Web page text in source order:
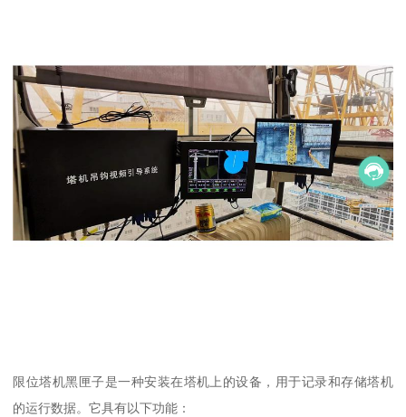
限位塔机黑匣子是一种安装在塔机上的设备，用于记录和存储塔机
的运行数据。它具有以下功能：